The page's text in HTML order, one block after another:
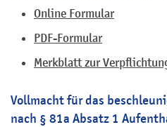
Online Formular
PDF-Formular
Merkblatt zur
Vollmacht für das
nach § 81a Absatz 1